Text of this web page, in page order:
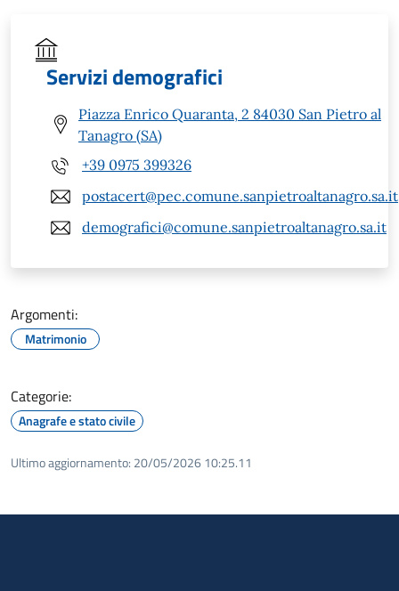
Servizi demografici
Piazza Enrico Quaranta, 2 84030 San Pietro al
Tanagro (SA)
+39 0975 399326
postacert@pec.comune.sanpietroaltanagro.sa.it
demografici@comune.sanpietroaltanagro.sa.it
Argomenti:
Matrimonio
Categorie:
Anagrafe e stato civile
Ultimo aggiornamento: 20/05/2026 10:25.11